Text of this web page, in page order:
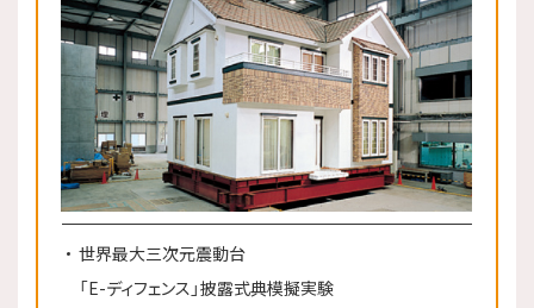
世界最大三次元震動台
「E-ディフェンス」披露式典模擬実験